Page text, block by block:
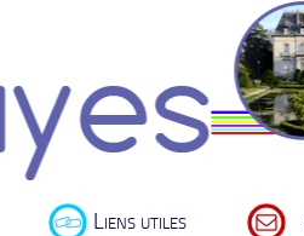
Liens utiles